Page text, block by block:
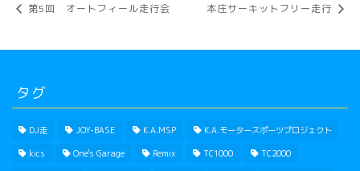
第5回 オートフィール走行会 本庄サーキットフリー走行
タグ
DJ走 JOY-BASE K.A.MSP K.A.モータースポーツプロジェクト
kics One's Garage Remix TC1000 TC2000